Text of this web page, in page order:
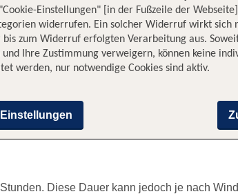
nach Stuttgart
Diese Dauer kann jedoch je nach
Einstellungen" [in der Fußzeile der
widerrufen. Ein solcher Widerruf wirkt sich
bis zum Widerruf erfolgten Verarbeitung aus.
und Ihre Zustimmung verweigern, können keine
werden, nur notwendige Cookies sind aktiv.
Einstellungen